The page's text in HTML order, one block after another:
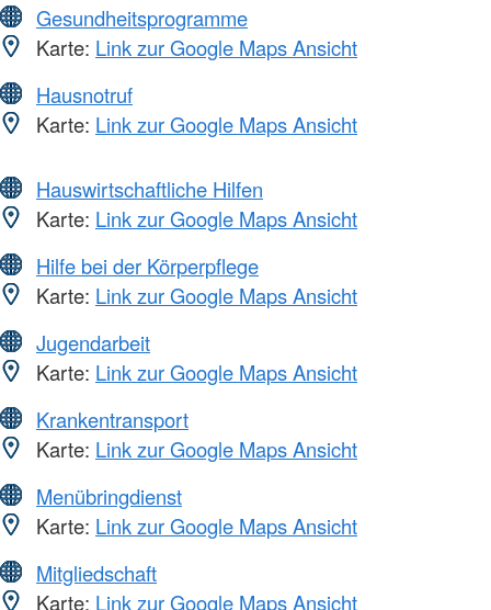
Gesundheitsprogramme
Karte: Link zur Google Maps Ansicht
Hausnotruf
Karte: Link zur Google Maps Ansicht
Hauswirtschaftliche Hilfen
Karte: Link zur Google Maps Ansicht
Hilfe bei der Körperpflege
Karte: Link zur Google Maps Ansicht
Jugendarbeit
Karte: Link zur Google Maps Ansicht
Krankentransport
Karte: Link zur Google Maps Ansicht
Menübringdienst
Karte: Link zur Google Maps Ansicht
Mitgliedschaft
Karte: Link zur Google Maps Ansicht